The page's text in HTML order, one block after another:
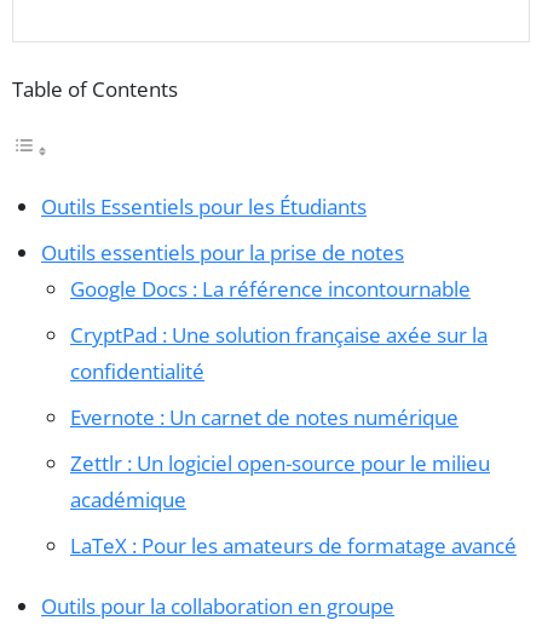
Table of Contents
Outils Essentiels pour les Étudiants
Outils essentiels pour la prise de notes
Google Docs : La référence incontournable
CryptPad : Une solution française axée sur la
confidentialité
Evernote : Un carnet de notes numérique
Zettlr : Un logiciel open-source pour le milieu
académique
LaTeX : Pour les amateurs de formatage avancé
Outils pour la collaboration en groupe